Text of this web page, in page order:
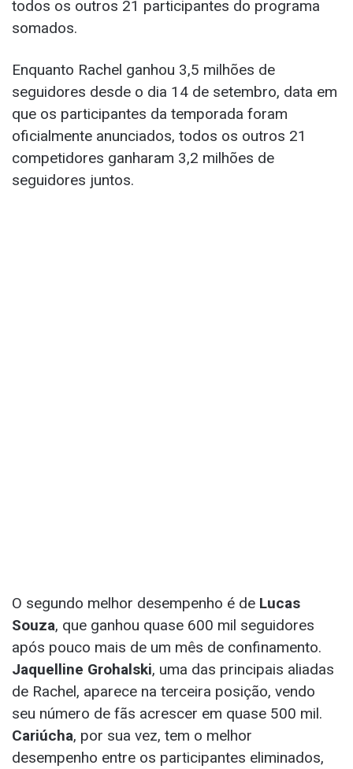
todos os outros 21 participantes do programa
somados.
Enquanto Rachel ganhou 3,5 milhões de
seguidores desde o dia 14 de setembro, data em
que os participantes da temporada foram
oficialmente anunciados, todos os outros 21
competidores ganharam 3,2 milhões de
seguidores juntos.
O segundo melhor desempenho é de Lucas
Souza, que ganhou quase 600 mil seguidores
após pouco mais de um mês de confinamento.
Jaquelline Grohalski, uma das principais aliadas
de Rachel, aparece na terceira posição, vendo
seu número de fãs acrescer em quase 500 mil.
Cariúcha, por sua vez, tem o melhor
desempenho entre os participantes eliminados,